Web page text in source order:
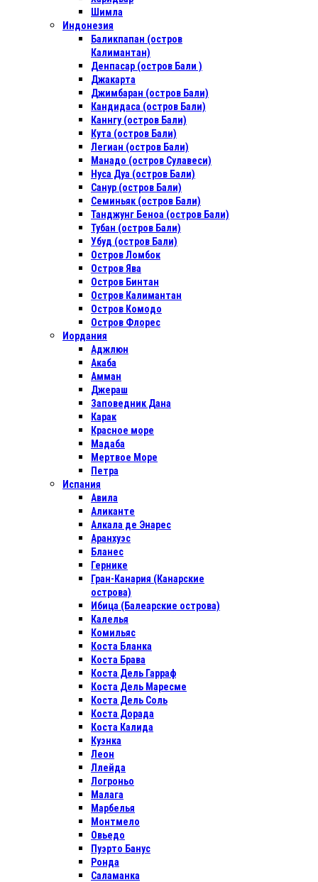
Шимла
Индонезия
Баликпапан (остров
Калимантан)
Денпасар (остров Бали )
Джакарта
Джимбаран (остров Бали)
Кандидаса (остров Бали)
Каннгу (остров Бали)
Кута (остров Бали)
Легиан (остров Бали)
Манадо (остров Сулавеси)
Нуса Дуа (остров Бали)
Санур (остров Бали)
Семиньяк (остров Бали)
Танджунг Беноа (остров Бали)
Тубан (остров Бали)
Убуд (остров Бали)
Остров Ломбок
Остров Ява
Остров Бинтан
Остров Калимантан
Остров Комодо
Остров Флорес
Иордания
Аджлюн
Акаба
Амман
Джераш
Заповедник Дана
Карак
Красное море
Мадаба
Мертвое Море
Петра
Испания
Авила
Аликанте
Алкала де Энарес
Аранхуэс
Бланес
Гернике
Гран-Канария (Канарские
острова)
Ибица (Балеарские острова)
Калелья
Комильяс
Коста Бланка
Коста Брава
Коста Дель Гарраф
Коста Дель Маресме
Коста Дель Соль
Коста Дорада
Коста Калида
Куэнка
Леон
Ллейда
Логроньо
Малага
Марбелья
Монтмело
Овьедо
Пуэрто Банус
Ронда
Саламанка